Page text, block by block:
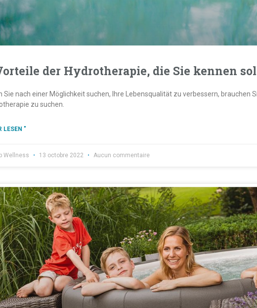
der Hydrotherapie, die Sie kennen
Sie nach einer Möglichkeit suchen, Ihre Lebensqualität zu verbessern, brauchen
zu suchen.
LESEN "
Wellness 13 octobre 2022 Aucun commentaire